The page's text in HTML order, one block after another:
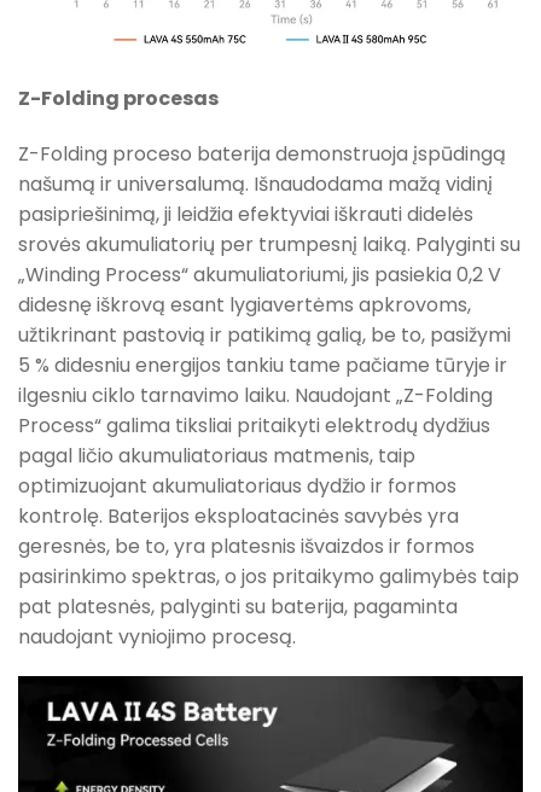
Z-Folding procesas
Z-Folding proceso baterija demonstruoja įspūdingą
našumą ir universalumą. Išnaudodama mažą vidinį
pasipriešinimą, ji leidžia efektyviai iškrauti didelės
srovės akumuliatorių per trumpesnį laiką. Palyginti su
„Winding Process“ akumuliatoriumi, jis pasiekia 0,2 V
didesnę iškrovą esant lygiavertėms apkrovoms,
užtikrinant pastovią ir patikimą galią, be to, pasižymi
5 % didesniu energijos tankiu tame pačiame tūryje ir
ilgesniu ciklo tarnavimo laiku. Naudojant „Z-Folding
Process“ galima tiksliai pritaikyti elektrodų dydžius
pagal ličio akumuliatoriaus matmenis, taip
optimizuojant akumuliatoriaus dydžio ir formos
kontrolę. Baterijos eksploatacinės savybės yra
geresnės, be to, yra platesnis išvaizdos ir formos
pasirinkimo spektras, o jos pritaikymo galimybės taip
pat platesnės, palyginti su baterija, pagaminta
naudojant vyniojimo procesą.